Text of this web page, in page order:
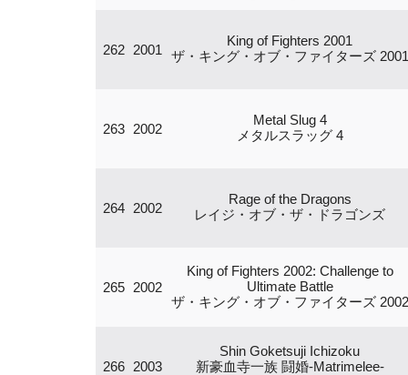
262 2001
King of Fighters 2001
ザ・キング・オブ・ファイターズ 2001
263 2002
Metal Slug 4
メタルスラッグ 4
264 2002
Rage of the Dragons
レイジ・オブ・ザ・ドラゴンズ
265 2002
King of Fighters 2002: Challenge to
Ultimate Battle
ザ・キング・オブ・ファイターズ 2002
266 2003
Shin Goketsuji Ichizoku
新豪血寺一族 闘婚-Matrimelee-